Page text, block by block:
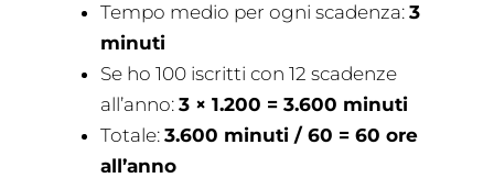
Tempo medio per ogni scadenza: 3
minuti
Se ho 100 iscritti con 12 scadenze
all’anno: 3 × 1.200 = 3.600 minuti
Totale: 3.600 minuti / 60 = 60 ore
all’anno